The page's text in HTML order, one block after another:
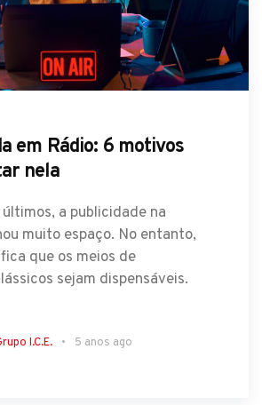
em Rádio: 6 motivos
nela
a publicidade na
muito espaço. No entanto,
que os meios de
sejam dispensáveis.
I.C.E. 5 anos ago